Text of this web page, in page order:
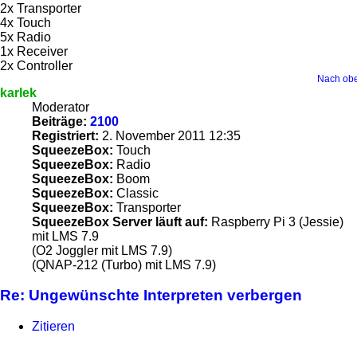
2x Transporter
4x Touch
5x Radio
1x Receiver
2x Controller
Nach
karlek
Moderator
Beiträge: 2100
Registriert: 2. November 2011 12:35
SqueezeBox: Touch
SqueezeBox: Radio
SqueezeBox: Boom
SqueezeBox: Classic
SqueezeBox: Transporter
SqueezeBox Server läuft auf: Raspberry Pi 3 (Jessie)
mit LMS 7.9
(O2 Joggler mit LMS 7.9)
(QNAP-212 (Turbo) mit LMS 7.9)
Re: Ungewünschte Interpreten verbergen
Zitieren